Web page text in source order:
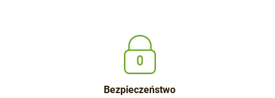
Bezpieczeństwo